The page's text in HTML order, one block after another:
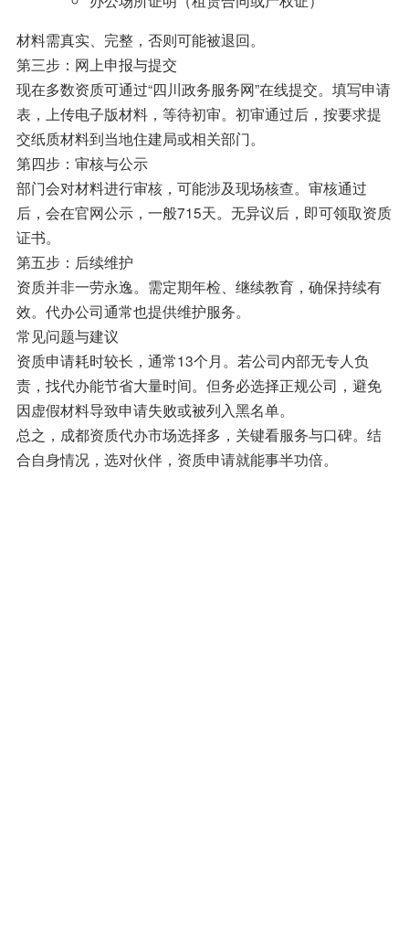
材料需真实、完整，否则可能被退回。
第三步：网上申报与提交
现在多数资质可通过“四川政务服务网”在线提交。填写申请
表，上传电子版材料，等待初审。初审通过后，按要求提
交纸质材料到当地住建局或相关部门。
第四步：审核与公示
部门会对材料进行审核，可能涉及现场核查。审核通过
后，会在官网公示，一般715天。无异议后，即可领取资质
证书。
第五步：后续维护
资质并非一劳永逸。需定期年检、继续教育，确保持续有
效。代办公司通常也提供维护服务。
常见问题与建议
资质申请耗时较长，通常13个月。若公司内部无专人负
责，找代办能节省大量时间。但务必选择正规公司，避免
因虚假材料导致申请失败或被列入黑名单。
总之，成都资质代办市场选择多，关键看服务与口碑。结
合自身情况，选对伙伴，资质申请就能事半功倍。